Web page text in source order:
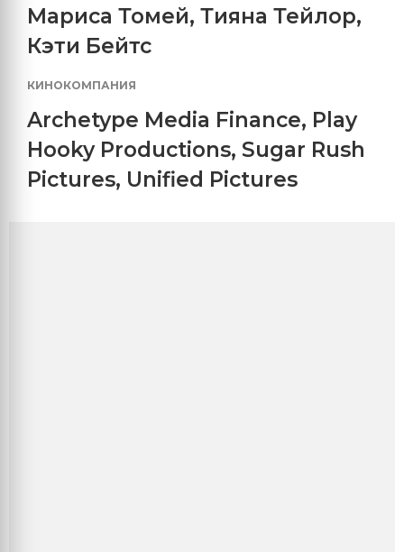
Мариса Томей, Тияна Тейлор,
Кэти Бейтс
КИНОКОМПАНИЯ
Archetype Media Finance, Play
Hooky Productions, Sugar Rush
Pictures, Unified Pictures